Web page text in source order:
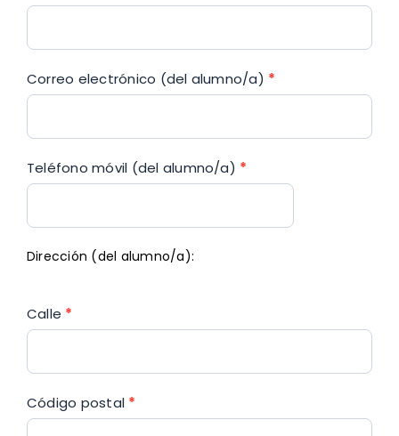
Correo electrónico (del alumno/a) *
Teléfono móvil (del alumno/a) *
Dirección (del alumno/a):
Calle *
Código postal *